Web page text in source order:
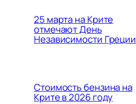
25 марта на Крите
отмечают День
Независимости Греции
Стоимость бензина на
Крите в 2026 году